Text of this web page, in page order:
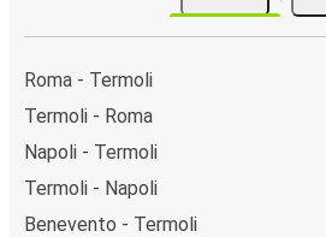
Roma - Termoli
Termoli - Roma
Napoli - Termoli
Termoli - Napoli
Benevento - Termoli